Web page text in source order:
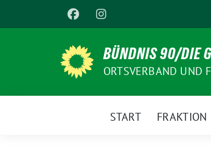
zum
BÜNDNIS 90/DIE
ORTSVERBAND UND
START FRAKTION